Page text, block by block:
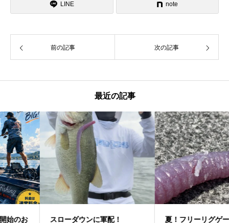
LINE note
前の記事 次の記事
最近の記事
スローダウンに軍配！ 夏！フリーリグゲーム